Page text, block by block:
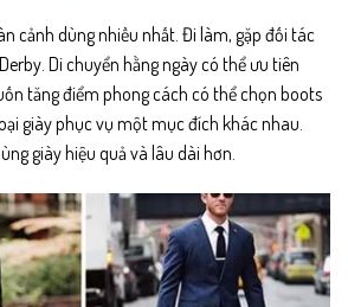
cảnh dùng nhiều nhất. Đi làm, gặp đối tác
Di chuyển hằng ngày có thể ưu tiên
tăng điểm phong cách có thể chọn boots
giày phục vụ một mục đích khác nhau.
giày hiệu quả và lâu dài hơn.